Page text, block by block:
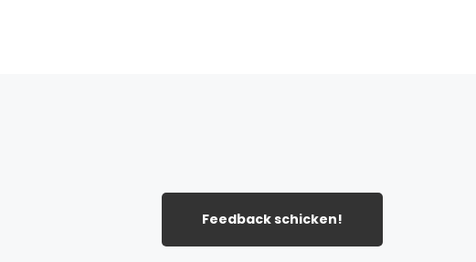
Feedback schicken!